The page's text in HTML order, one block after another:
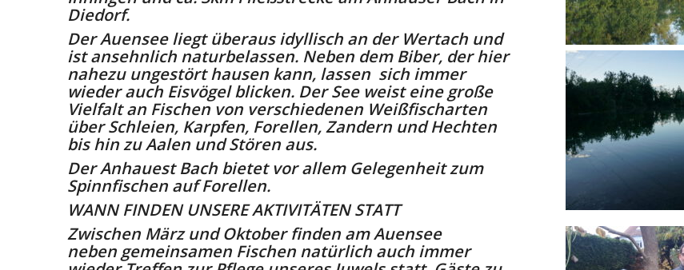
Diedorf.
Der Auensee liegt überaus idyllisch an der Wertach und
ist ansehnlich naturbelassen. Neben dem Biber, der hier
nahezu ungestört hausen kann, lassen sich immer
wieder auch Eisvögel blicken. Der See weist eine große
Vielfalt an Fischen von verschiedenen Weißfischarten
über Schleien, Karpfen, Forellen, Zandern und Hechten
bis hin zu Aalen und Stören aus.
Der Anhauest Bach bietet vor allem Gelegenheit zum
Spinnfischen auf Forellen.
WANN FINDEN UNSERE AKTIVITÄTEN STATT
Zwischen März und Oktober finden am Auensee
neben gemeinsamen Fischen natürlich auch immer